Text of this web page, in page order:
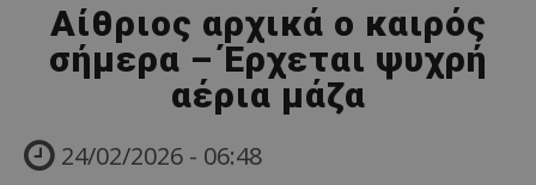
Αίθριος αρχικά ο καιρός
σήμερα – Έρχεται ψυχρή
αέρια μάζα
24/02/2026 - 06:48